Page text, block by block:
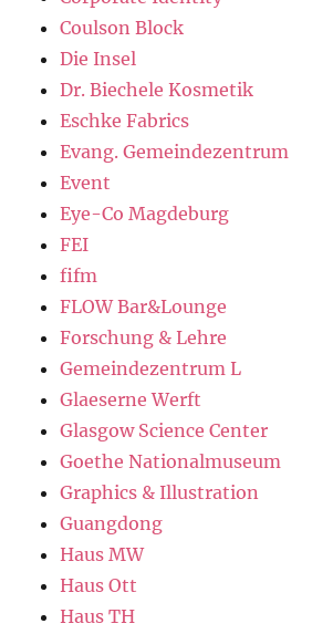
Coulson Block
Die Insel
Dr. Biechele Kosmetik
Eschke Fabrics
Evang. Gemeindezentrum
Event
Eye-Co Magdeburg
FEI
fifm
FLOW Bar&Lounge
Forschung & Lehre
Gemeindezentrum L
Glaeserne Werft
Glasgow Science Center
Goethe Nationalmuseum
Graphics & Illustration
Guangdong
Haus MW
Haus Ott
Haus TH